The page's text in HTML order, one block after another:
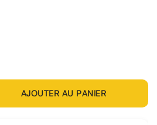
AJOUTER AU PANIER